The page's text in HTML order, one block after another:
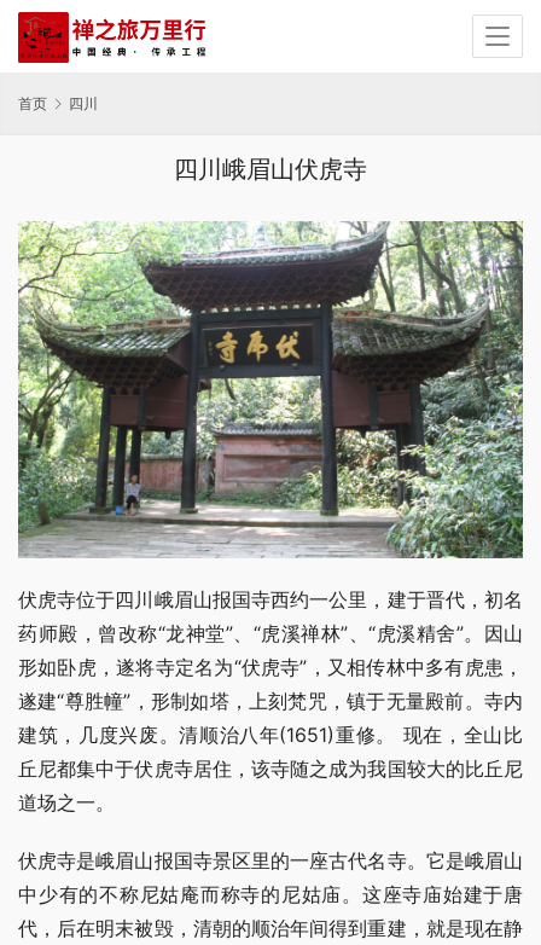
首页 四川
四川峨眉山伏虎寺
伏虎寺位于四川峨眉山报国寺西约一公里，建于晋代，初名
药师殿，曾改称“龙神堂”、“虎溪禅林”、“虎溪精舍”。因山
形如卧虎，遂将寺定名为“伏虎寺”，又相传林中多有虎患，
遂建“尊胜幢”，形制如塔，上刻梵咒，镇于无量殿前。寺内
建筑，几度兴废。清顺治八年(1651)重修。 现在，全山比
丘尼都集中于伏虎寺居住，该寺随之成为我国较大的比丘尼
道场之一。
伏虎寺是峨眉山报国寺景区里的一座古代名寺。它是峨眉山
中少有的不称尼姑庵而称寺的尼姑庙。这座寺庙始建于唐
代，后在明末被毁，清朝的顺治年间得到重建，就是现在静